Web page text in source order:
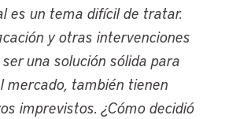
es un tema difícil de tratar.
y otras intervenciones
una solución sólida para
mercado, también tienen
imprevistos. ¿Cómo decidió